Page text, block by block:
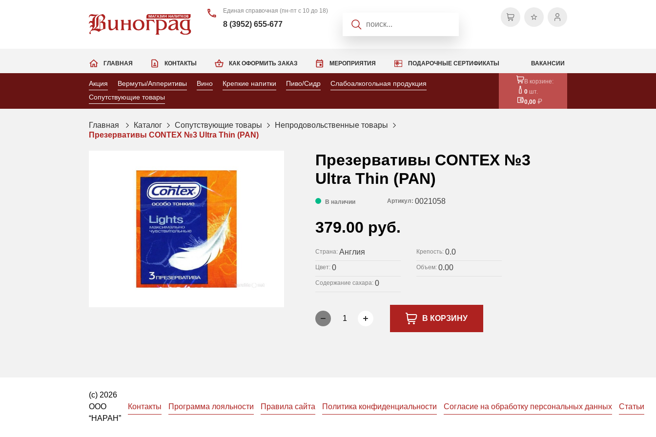
Единая справочная (пн-пт с 10 до 18)
8 (3952) 655-677
КАК ОФОРМИТЬ ЗАКАЗ МЕРОПРИЯТИЯ ПОДАРОЧНЫЕ СЕРТИФИКАТЫ ВАКАНСИИ
ГЛАВНАЯ КОНТАКТЫ
Акция Вермуты/Апперитивы Вино Крепкие напитки Пиво/Сидр
Слабоалкогольная продукция
Сопутствующие товары
В корзине:
0 шт.
0,00
Главная Каталог Сопутствующие товары
Непродовольственные товары
Презервативы CONTEX №3 Ultra Thin (PAN)
Презервативы CONTEX №3
Ultra Thin (PAN)
В наличии Артикул: 0021058
379.00 руб.
Страна: Англия Крепость: 0.0
Цвет: 0 Объем: 0.00
Содержание сахара: 0
1 В КОРЗИНУ
(с) 2026
ООО
“НАРАН”
Контакты Программа лояльности Правила сайта Политика конфиденциальности Согласие на обработку персональных данных Статьи